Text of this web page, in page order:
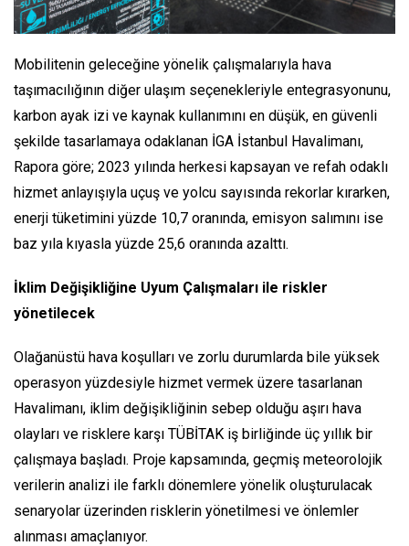
Mobilitenin geleceğine yönelik çalışmalarıyla hava
taşımacılığının diğer ulaşım seçenekleriyle entegrasyonunu,
karbon ayak izi ve kaynak kullanımını en düşük, en güvenli
şekilde tasarlamaya odaklanan İGA İstanbul Havalimanı,
Rapora göre; 2023 yılında herkesi kapsayan ve refah odaklı
hizmet anlayışıyla uçuş ve yolcu sayısında rekorlar kırarken,
enerji tüketimini yüzde 10,7 oranında, emisyon salımını ise
baz yıla kıyasla yüzde 25,6 oranında azalttı.
İklim Değişikliğine Uyum Çalışmaları ile riskler
yönetilecek
Olağanüstü hava koşulları ve zorlu durumlarda bile yüksek
operasyon yüzdesiyle hizmet vermek üzere tasarlanan
Havalimanı, iklim değişikliğinin sebep olduğu aşırı hava
olayları ve risklere karşı TÜBİTAK iş birliğinde üç yıllık bir
çalışmaya başladı. Proje kapsamında, geçmiş meteorolojik
verilerin analizi ile farklı dönemlere yönelik oluşturulacak
senaryolar üzerinden risklerin yönetilmesi ve önlemler
alınması amaçlanıyor.